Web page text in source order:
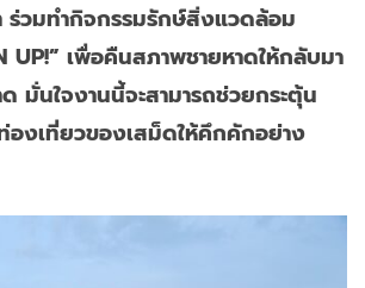
ร่วมทำกิจกรรมรักษ์สิ่งแวดล้อม
UP!” เพื่อคืนสภาพชายหาดให้กลับมา
มั่นใจงานนี้จะสามารถช่วยกระตุ้น
องเที่ยวของเสม็ดให้คึกคักอย่าง